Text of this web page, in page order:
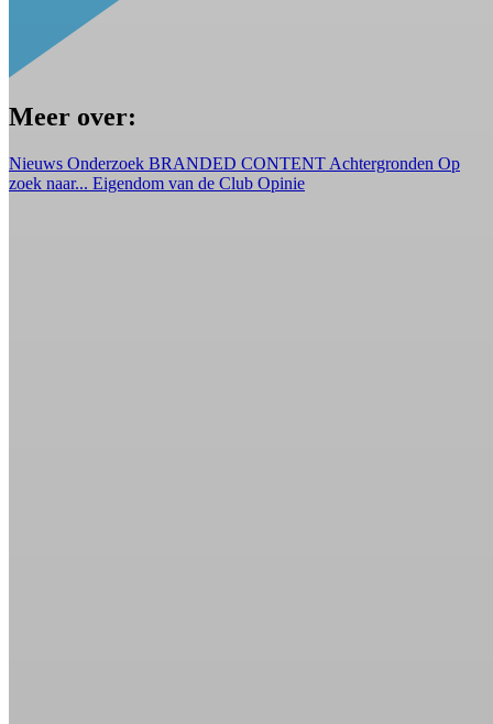
Meer over:
Nieuws Onderzoek BRANDED CONTENT Achtergronden Op
zoek naar... Eigendom van de Club Opinie